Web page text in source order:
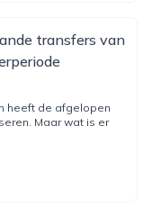
transfers van
heeft de afgelopen
Maar wat is er